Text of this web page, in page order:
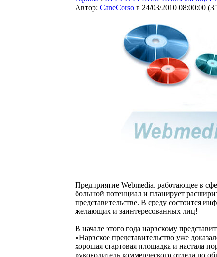
Автор: CaneCorso в 24/03/2010 08:00:00 (
Предприятие Webmedia, работающее в
большой потенциал и планирует
представительстве. В среду состоится
желающих и заинтересованных лиц!
В начале этого года нарвскому
«Нарвское представительство уже
хорошая стартовая площадка и настала
руководитель коммерческого отдела по